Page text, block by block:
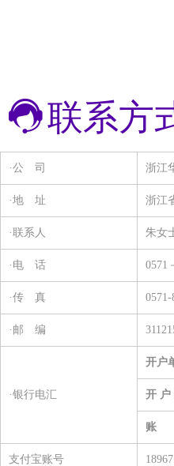
联系方
·公 司 浙江
·地 址 浙江
·联系人 朱女
·电 话 0571
·传 真 0571-
·邮 编
·银行电汇
开户
开 户
账
支付宝账号